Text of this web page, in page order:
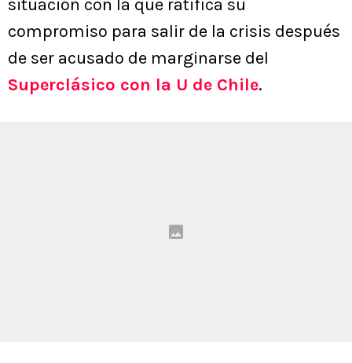
situación con la que ratifica su
compromiso para salir de la crisis después
de ser acusado de marginarse del
Superclásico con la U de Chile.